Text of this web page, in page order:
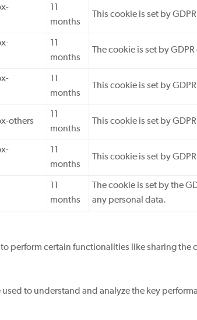
months
This cookie is set by
months
The cookie is set by
months
This cookie is set by
others
months
This cookie is set by
months
This cookie is set by
months
The cookie is set by the
any personal data.
perform certain functionalities like sharing
used to understand and analyze the key